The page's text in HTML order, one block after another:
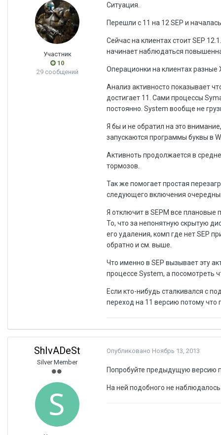
Участник
10
29 сообщений
Ситуация.
Перешли с 11 на 12 SEP и
Сейчас на клиентах стоит SEP
начинает наблюдаться
Операционки на клиентах разные
Анализ активносто показывает
достигает 11. Сами процессы
постоянно. System вообще не
Я бы и не обратил на это
запускаются программы буквы в
Активноть продолжается в
тормозов.
Так же помогает простая
следующего включения
Я отключит в SEPM все плановые
То, что за непонятную скрытую
его удаления, комп где нет SEP
обратно и см. выше.
Что именно в SEP вызывает эту
процессе System, а посомотреть
Если кто-нибудь сталкивался с
переход на 11 версию потому что
ShIvADeSt
Silver Member
Опубликовано Ноябрь 13, 2013
Попробуйте предыдущую версию
На ней подобного не